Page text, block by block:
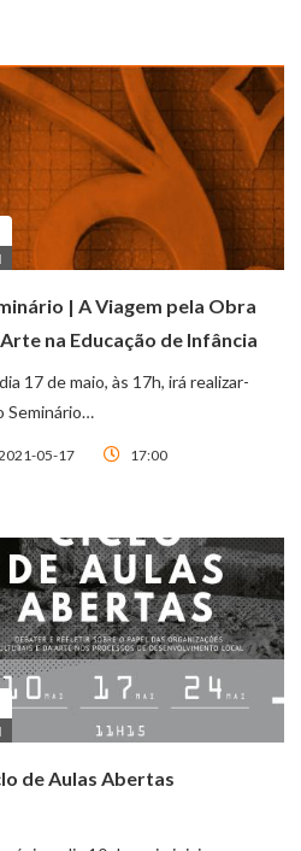
| A Viagem pela Obra
na Educação de Infância
17 de maio, às 17h, irá realizar-
Seminário…
05-17 17:00
de Aulas Abertas